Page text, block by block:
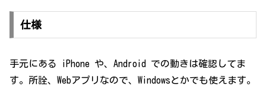
仕様
手元にある iPhone や、Android での動きは確認してま
す。所詮、Webアプリなので、Windowsとかでも使えます。